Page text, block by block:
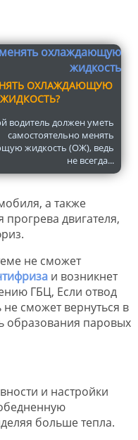
ОХЛАЖДАЮЩУЮ
ЖИДКОСТЬ?
водитель должен уметь
самостоятельно менять
жидкость (ОЖ), ведь
не всегда...
а также
двигателя,
не сможет
и возникнет
ГБЦ, Если отвод
сможет вернуться в
образования паровых
и настройки
больше тепла.